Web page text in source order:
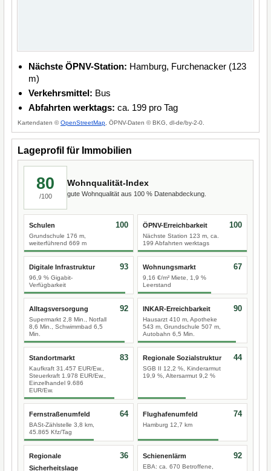
Nächste ÖPNV-Station: Hamburg, Furchenacker (123
m)
Verkehrsmittel: Bus
Abfahrten werktags: ca. 199 pro Tag
Kartendaten ©OpenStreetMap , ÖPNV-Daten © BKG, dl-de/by-2-0.
Lageprofil für Immobilien
80
/100
Wohnqualität-Index
gute Wohnqualität aus 100 % Datenabdeckung.
Schulen
Grundschule 176 m,
weiterführend 669 m
100 ÖPNV-Erreichbarkeit
Nächste Station 123 m, ca.
199 Abfahrten werktags
100
Digitale Infrastruktur
96,9 % Gigabit-
Verfügbarkeit
93 Wohnungsmarkt
9,16 €/m² Miete, 1,9 %
Leerstand
67
Alltagsversorgung
Supermarkt 2,8 Min., Notfall
8,6 Min., Schwimmbad 6,5
Min.
92 INKAR-Erreichbarkeit
Hausarzt 410 m, Apotheke
543 m, Grundschule 507 m,
Autobahn 6,5 Min.
90
Standortmarkt
Kaufkraft 31.457 EUR/Ew.,
Steuerkraft 1.978 EUR/Ew.,
Einzelhandel 9.686
EUR/Ew.
83 Regionale Sozialstruktur
SGB II 12,2 %, Kinderarmut
19,9 %, Altersarmut 9,2 %
44
Fernstraßenumfeld
BASt-Zählstelle 3,8 km,
45.865 Kfz/Tag
64 Flughafenumfeld
Hamburg 12,7 km
74
Regionale
Sicherheitslage
36 Schienenlärm
EBA: ca. 670 Betroffene,
92